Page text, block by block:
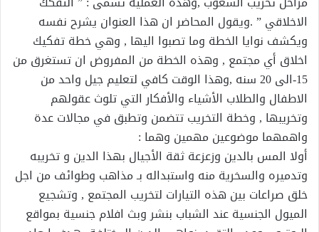
الاخلاقي ” .ويقول المحاضر ان هذا العنوان يشرح نفسه
ويكشف نوايا الخطة وما تصبوا اليها , وهي خطة تفكيك
اخلاق أي مجتمع , وهذه الخطة من المفروض ان تستغرق من
15-الى 20 سنه ,وهذا الوقت كافي لتعليم جيل واحد من
الاطفال والطلاب الأشياء والأفكار التي تلوث عقولهم
وتخريبها , وخطة التخريب تتضمن وتطبق في مجالات عدة
واهمهما موضوعين مهمين وهما :
أولا المس بالدين وزعزعة ثقة الأجيال بهذا الدين و تخريبه
وتدميره والسخرية منه واستبداله بـ مذاهب وطوائف من اجل
خلق صراعات بين هذه التيارات لتخريب المجتمع , وتشجيع
الميول الجنسية عند الشباب بنشر وبث افلام جنسية بمواقع